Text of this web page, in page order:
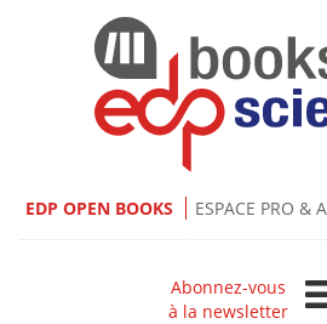
EDP OPEN BOOKS ESPACE PRO &
Abonnez-vous
à la newsletter